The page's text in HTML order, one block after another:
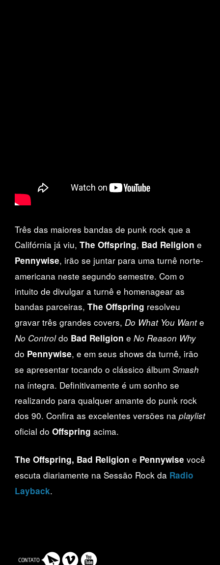
Três das maiores bandas de punk rock que a
Califórnia já viu, The Offspring, Bad Religion e
Pennywise, irão se juntar para uma turnê norte-
americana neste segundo semestre. Com o
intuito de divulgar a turnê e homenagear as
bandas parceiras, The Offspring resolveu
gravar três grandes covers, Do What You Wante
No Controldo Bad Religion e No Reason Why
do Pennywise, e em seus shows da turnê, irão
se apresentar tocando o clássico álbum Smash
na íntegra. Definitivamente é um sonho se
realizando para qualquer amante do punk rock
dos 90. Confira as excelentes versões na playlist
oficial do Offspring acima.
The Offspring, Bad Religion e Pennywise você
escuta diariamente na Sessão Rock da Radio
Layback.